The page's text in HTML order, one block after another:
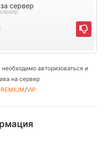
сервер
авторизоваться и
на сервер
/VIP